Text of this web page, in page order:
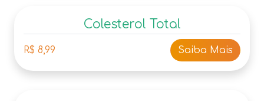
Colesterol Total
R$ 8,99 Saiba Mais